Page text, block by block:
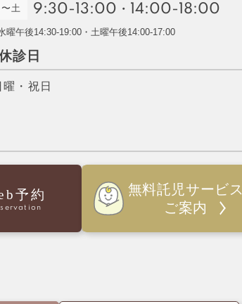
〜土 9:30-13:00 ・ 14:00-18:00
曜午後14:30-19:00・土曜午後14:00-17:00
診日
曜・祝日
予約
無料託児サービス
ご案内